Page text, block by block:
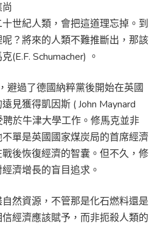
世紀人類，會把這道理忘掉。到
？將來的人類不難推斷出，那該
(E.F. Schumacher) 。
避過了德國納粹黨後開始在英國
見獲得凱因斯 ( John Maynard
於牛津大學工作。修馬克並非
單是英國國家煤炭局的首席經濟
後恢復經濟的智囊。但不久，修
濟增長的盲目追求。
然資源，不管那是化石燃料還是
經濟應該賦予，而非扼殺人類的